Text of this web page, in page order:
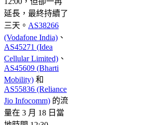
延長，最終持續了
三天。 AS38266
(Vodafone India) 、
AS45271 (Idea
Cellular Limited) 、
AS45609 (Bharti
Mobility) 和
AS55836 (Reliance
Jio Infocomm) 的流
量在 3 月 18 日當